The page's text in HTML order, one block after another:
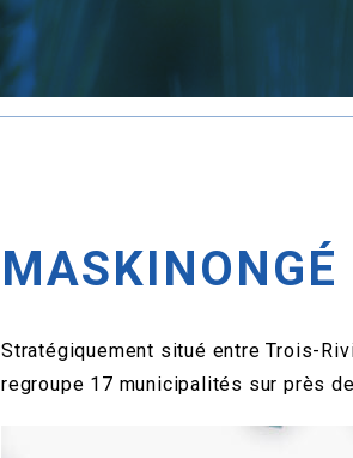
MASKINONGÉ
Stratégiquement situé entre Trois-
regroupe 17 municipalités sur près